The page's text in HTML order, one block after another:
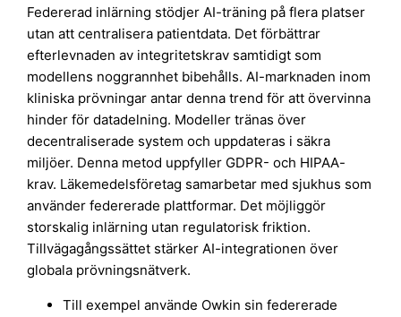
Federerad inlärning stödjer AI-träning på flera platser
utan att centralisera patientdata. Det förbättrar
efterlevnaden av integritetskrav samtidigt som
modellens noggrannhet bibehålls. AI-marknaden inom
kliniska prövningar antar denna trend för att övervinna
hinder för datadelning. Modeller tränas över
decentraliserade system och uppdateras i säkra
miljöer. Denna metod uppfyller GDPR- och HIPAA-
krav. Läkemedelsföretag samarbetar med sjukhus som
använder federerade plattformar. Det möjliggör
storskalig inlärning utan regulatorisk friktion.
Tillvägagångssättet stärker AI-integrationen över
globala prövningsnätverk.
Till exempel använde Owkin sin federerade